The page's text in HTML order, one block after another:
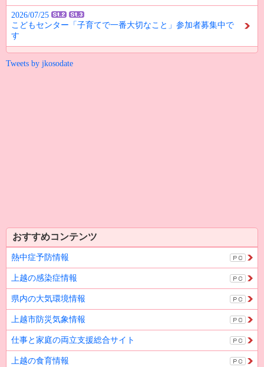
2026/07/25
こどもセンター「子育てで一番大切なこと」参加者募集中で
す
Tweets by jkosodate
おすすめコンテンツ
熱中症予防情報
上越の感染症情報
県内の大気環境情報
上越市防災気象情報
仕事と家庭の両立支援総合サイト
上越の食育情報